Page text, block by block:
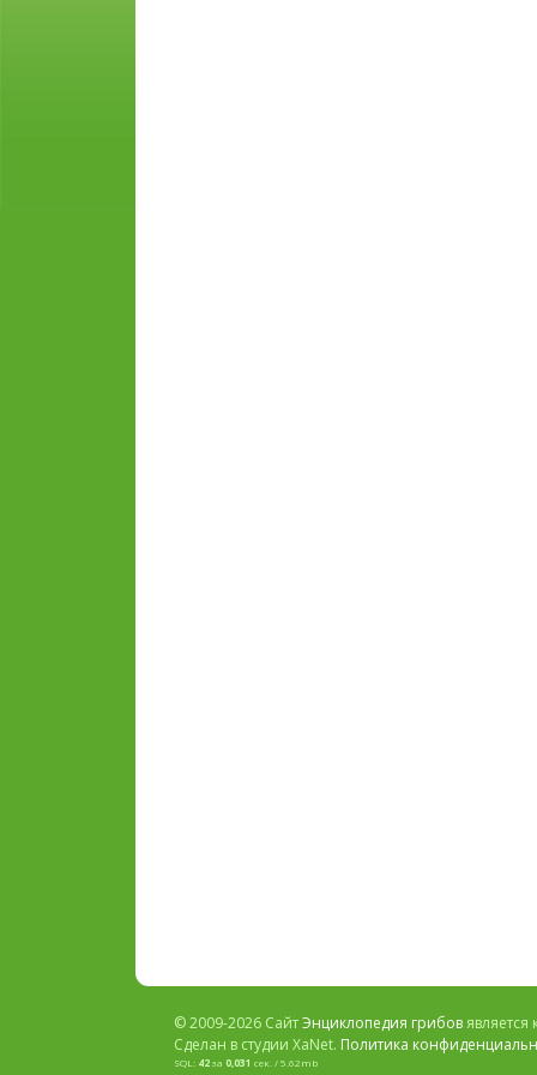
© 2009-2026 СайтЭнциклопедия грибов
Сделан в студии XaNet. Политика
SQL: 42за 0,031 сек. / 5.62mb